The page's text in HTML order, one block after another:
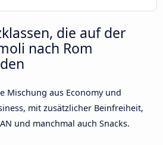
die auf der
nach Rom
Mischung aus Economy und
mit zusätzlicher Beinfreiheit,
und manchmal auch Snacks.